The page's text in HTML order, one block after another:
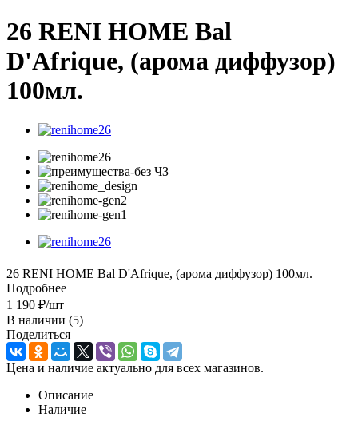
26 RENI HOME Bal
D'Afrique, (арома диффузор)
100мл.
26 RENI HOME Bal D'Afrique, (арома диффузор) 100мл.
Подробнее
1 190 ₽/шт
В наличии (5)
Поделиться
Цена и наличие актуально для всех магазинов.
Описание
Наличие